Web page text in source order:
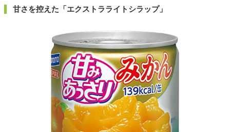
甘さを控えた「エクストラライトシラップ」